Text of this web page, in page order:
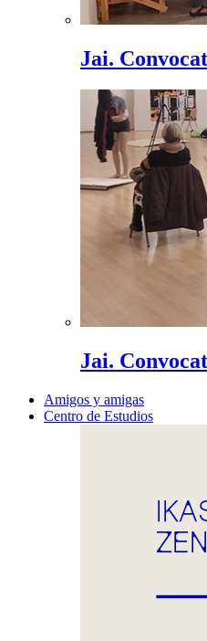
Jai.
Jai.
Amigos y amigas
Centro de Estudios